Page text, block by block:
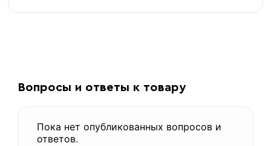
Вопросы и ответы к товару
Пока нет опубликованных вопросов и
ответов.